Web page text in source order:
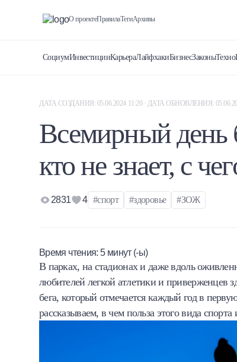
О проектеПравилаТегиАрхивы
СоциумИнвестицииКарьераЛайфхакиБизнесЗаконыТехно
Халва
Онлайн-обменник
ДАТА СОЗДАНИЯ: 05.06.2024 11:20 · ДАТА ОБНОВЛЕНИЯ:
Всемирный день
кто не знает, с
2831 4 #спорт #здоровье #ЗОЖ
Время чтения:5 минут (-ы)
В парках, на стадионах и даже вдоль
любителей легкой атлетики и
бега, который отмечается каждый год в
рассказываем, в чем польза этого вида спорта